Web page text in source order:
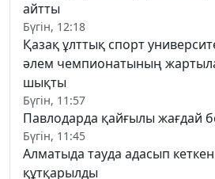
айтты
Бүгін, 12:18
Қазақ ұлттық спорт
әлем чемпионатының
шықты
Бүгін, 11:57
Павлодарда қайғылы жағдай
Бүгін, 11:45
Алматыда тауда адасып кеткен
құтқарылды